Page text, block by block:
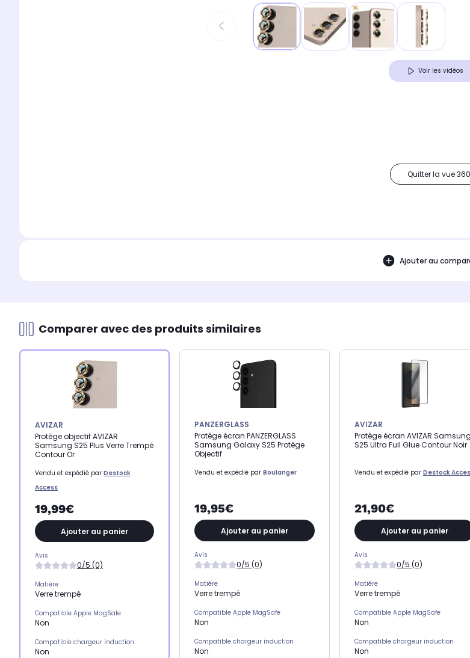
Voir les vidéos
Quitter la vue
Ajouter au
Comparer avec des produits similaires
AVIZAR
Protège objectif AVIZAR
Samsung S25 Plus Verre Trempé
Contour Or
Vendu et expédié par Destock
Access
19,99€
Ajouter au panier
Avis
0/5 (0)
Matière
Verre trempé
Compatible Apple MagSafe
Non
Compatible chargeur induction
Non
PANZERGLASS
Protège écran PANZERGLASS
Samsung Galaxy S25 Protège
Objectif
Vendu et expédié par Boulanger
19,95€
Ajouter au panier
Avis
0/5 (0)
Matière
Verre trempé
Compatible Apple MagSafe
Non
Compatible chargeur induction
Non
AVIZAR
Protège écran AVIZAR Samsung
S25 Ultra Full Glue Contour Noir
Vendu et expédié par Destock
21,90€
Ajouter au panier
Avis
0/5 (0)
Matière
Verre trempé
Compatible Apple MagSafe
Non
Compatible chargeur induction
Non